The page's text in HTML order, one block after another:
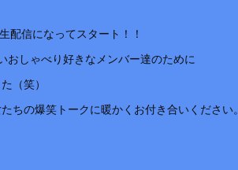
配信になってスタート！！
おしゃべり好きなメンバー達のために
（笑）
ちの爆笑トークに暖かくお付き合いください。